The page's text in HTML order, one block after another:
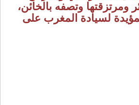
ومرتزقتها وتصفه بالخائن،
لسيادة المغرب على